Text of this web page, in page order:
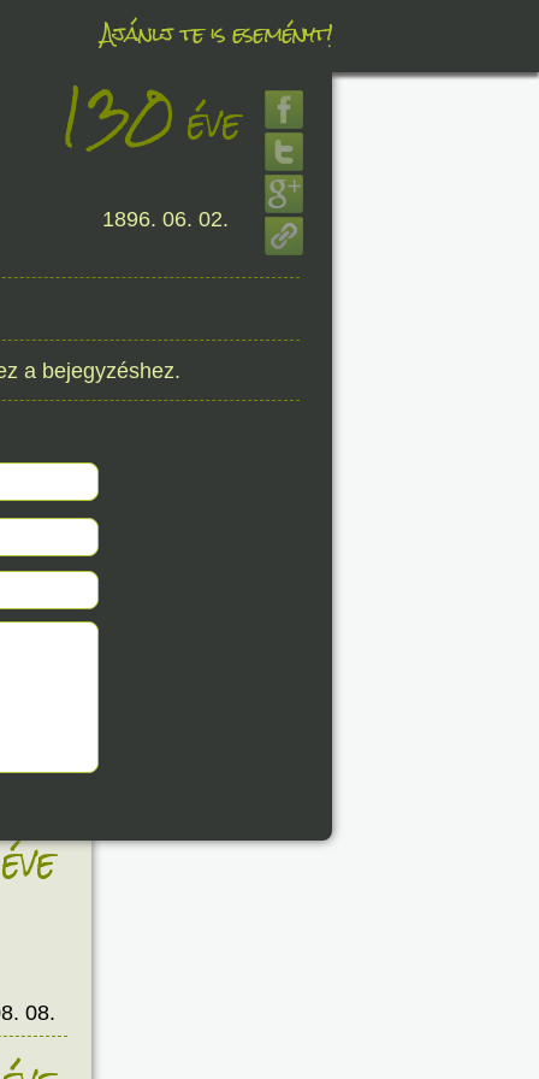
Ajánlj te is eseményt!
08.
08.
130 éve
1896. 06. 02.
a bejegyzéshez.